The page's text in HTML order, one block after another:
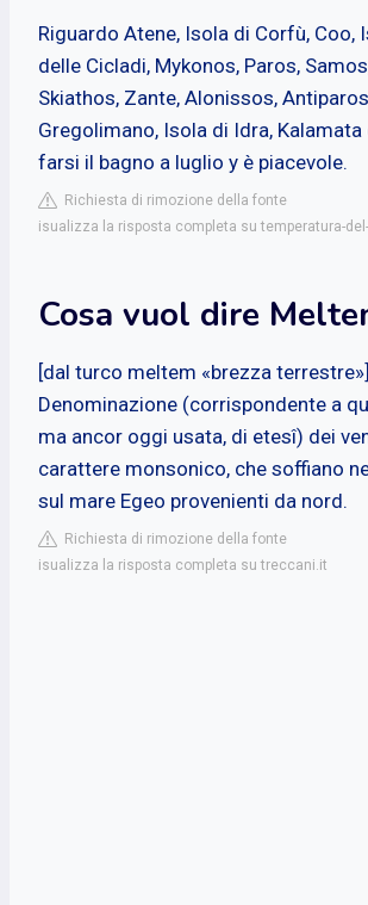
Riguardo Atene, Isola di Corfù, Coo,
delle Cicladi, Mykonos, Paros,
Skiathos, Zante, Alonissos,
Gregolimano, Isola di Idra, Kalamata
farsi il bagno a luglio y è piacevole.
Richiesta di rimozione della fonte
isualizza la risposta completa su temperatura-
Cosa vuol dire
[dal turco meltem «brezza
Denominazione (corrispondente a
ma ancor oggi usata, di etesî) dei
carattere monsonico, che soffiano
sul mare Egeo provenienti da nord.
Richiesta di rimozione della fonte
isualizza la risposta completa su treccani.it